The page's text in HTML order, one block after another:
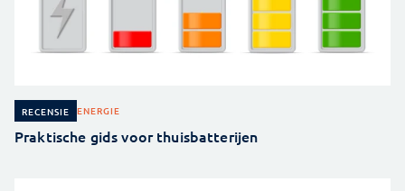
RECENSIE ENERGIE
Praktische gids voor thuisbatterijen